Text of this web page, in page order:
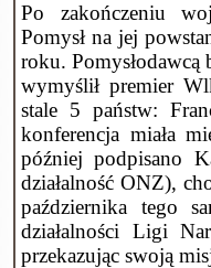
Po zakończeniu
Pomysł na jej
roku. Pomysłodawcą
wymyślił premier
stale 5 państw:
konferencja miała
później podpisano
działalność ONZ),
października tego
działalności Ligi
przekazując swoją